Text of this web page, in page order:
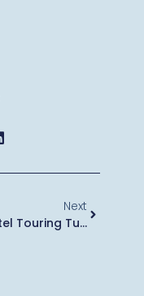
Next
NH Hotel Touring Tutti I Giovedì Dal 16.1.20